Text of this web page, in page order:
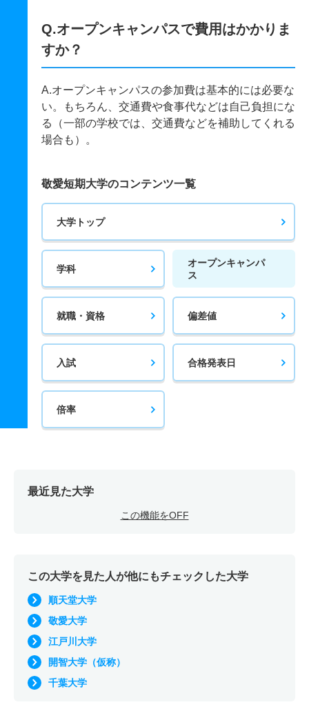
Q.オープンキャンパスで費用はかかりま
すか？
A.オープンキャンパスの参加費は基本的には必要な
い。もちろん、交通費や食事代などは自己負担にな
る（一部の学校では、交通費などを補助してくれる
場合も）。
敬愛短期大学のコンテンツ一覧
大学トップ
学科
オープンキャンパ
ス
就職・資格 偏差値
入試 合格発表日
倍率
最近見た大学
この機能をOFF
この大学を見た人が他にもチェックした大学
順天堂大学
敬愛大学
江戸川大学
開智大学（仮称）
千葉大学